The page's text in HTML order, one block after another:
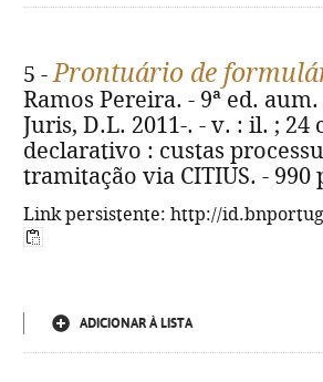
5 -Prontuário de
Ramos Pereira. - 9ª ed.
Juris, D.L. 2011-. - v. : il. ; 24
declarativo : custas
tramitação via CITIUS. - 990
Link persistente: http://
ADICIONAR À LISTA